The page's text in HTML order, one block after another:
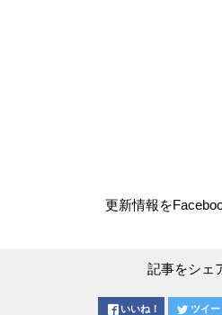
更新情報を
記事をシェ
いいね！ ツイー